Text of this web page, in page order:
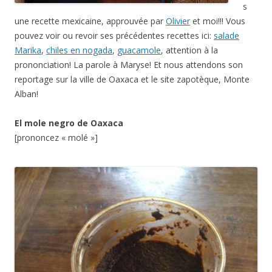
s
une recette mexicaine, approuvée par Olivier et moi!!! Vous
pouvez voir ou revoir ses précédentes recettes ici: salade
Marika, chiles en nogada, guacamole, attention à la
prononciation! La parole à Maryse! Et nous attendons son
reportage sur la ville de Oaxaca et le site zapotèque, Monte
Alban!
El mole negro de Oaxaca
[prononcez « molé »]